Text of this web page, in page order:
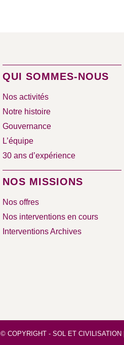
QUI SOMMES-NOUS
Nos activités
Notre histoire
Gouvernance
L’équipe
30 ans d’expérience
NOS MISSIONS
Nos offres
Nos interventions en cours
Interventions Archives
© COPYRIGHT - SOL ET CIVILISATION |